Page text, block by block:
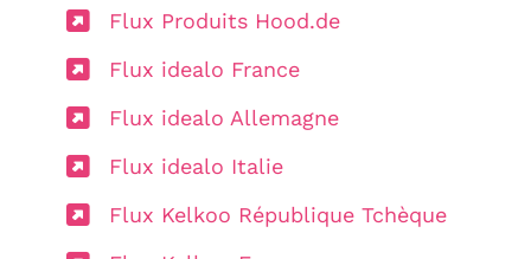
Flux Produits Hood.de
Flux idealo France
Flux idealo Allemagne
Flux idealo Italie
Flux Kelkoo République Tchèque